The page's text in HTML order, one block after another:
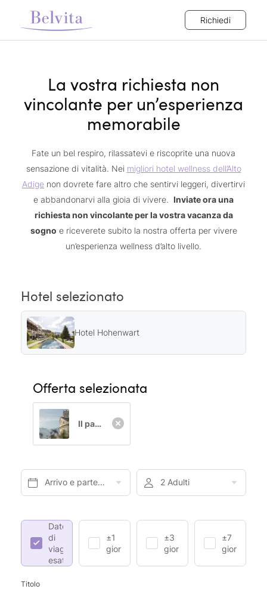
Richiedi
La vostra richiesta non
vincolante per un’esperienza
memorabile
Fate un bel respiro, rilassatevi e riscoprite una nuova
sensazione di vitalità. Nei migliori hotel wellness dell’Alto
Adige non dovrete fare altro che sentirvi leggeri, divertirvi
e abbandonarvi alla gioia di vivere. Inviate ora una
richiesta non vincolante per la vostra vacanza da
sogno e riceverete subito la nostra offerta per vivere
un’esperienza wellness d’alto livello.
Offerta selezionata
Il palco privilegiato su Merano
Arrivo e partenza* 2 Adulti
Date
di
viaggio
esatte
±1
giorno
±3
giorni
±7
giorni
Titolo
Hotel selezionato
Hotel Hohenwart